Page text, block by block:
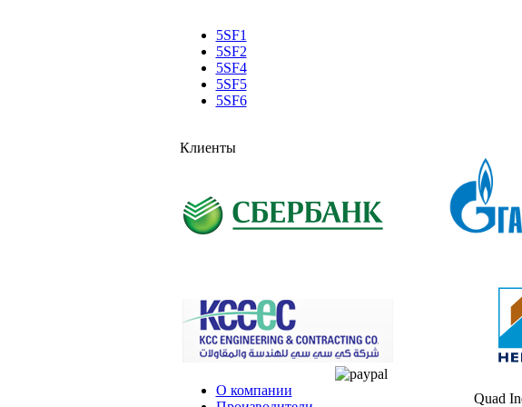
5SF1
5SF2
5SF4
5SF5
5SF6
Клиенты
О компании
Quad